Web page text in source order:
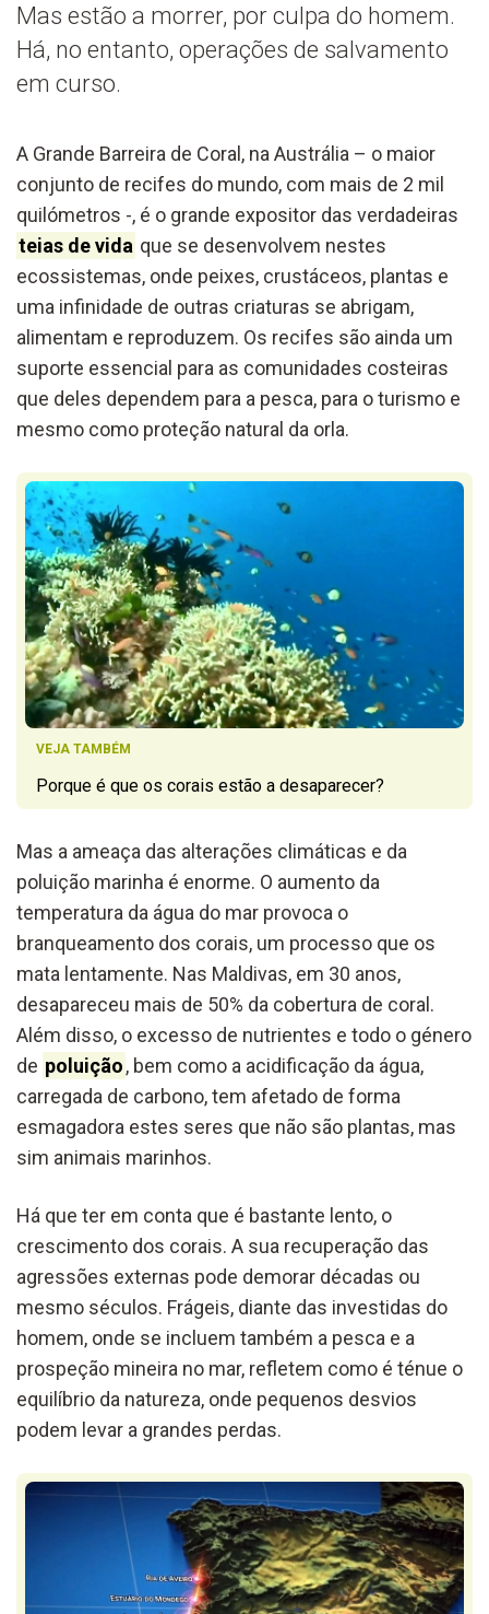
Mas estão a morrer, por culpa do homem.
Há, no entanto, operações de salvamento
em curso.
A Grande Barreira de Coral, na Austrália – o maior
conjunto de recifes do mundo, com mais de 2 mil
quilómetros -, é o grande expositor das verdadeiras
teias de vida que se desenvolvem nestes
ecossistemas, onde peixes, crustáceos, plantas e
uma infinidade de outras criaturas se abrigam,
alimentam e reproduzem. Os recifes são ainda um
suporte essencial para as comunidades costeiras
que deles dependem para a pesca, para o turismo e
mesmo como proteção natural da orla.
VEJA TAMBÉM
Porque é que os corais estão a desaparecer?
Mas a ameaça das alterações climáticas e da
poluição marinha é enorme. O aumento da
temperatura da água do mar provoca o
branqueamento dos corais, um processo que os
mata lentamente. Nas Maldivas, em 30 anos,
desapareceu mais de 50% da cobertura de coral.
Além disso, o excesso de nutrientes e todo o género
de poluição, bem como a acidificação da água,
carregada de carbono, tem afetado de forma
esmagadora estes seres que não são plantas, mas
sim animais marinhos.
Há que ter em conta que é bastante lento, o
crescimento dos corais. A sua recuperação das
agressões externas pode demorar décadas ou
mesmo séculos. Frágeis, diante das investidas do
homem, onde se incluem também a pesca e a
prospeção mineira no mar, refletem como é ténue o
equilíbrio da natureza, onde pequenos desvios
podem levar a grandes perdas.